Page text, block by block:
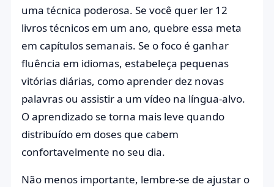
uma técnica poderosa. Se você quer ler 12
livros técnicos em um ano, quebre essa meta
em capítulos semanais. Se o foco é ganhar
fluência em idiomas, estabeleça pequenas
vitórias diárias, como aprender dez novas
palavras ou assistir a um vídeo na língua-alvo.
O aprendizado se torna mais leve quando
distribuído em doses que cabem
confortavelmente no seu dia.
Não menos importante, lembre-se de ajustar o